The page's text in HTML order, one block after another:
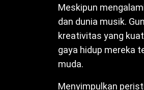
Meskipun
dan dunia musik.
kreativitas yang
gaya hidup mereka
muda.
Menyimpulkan